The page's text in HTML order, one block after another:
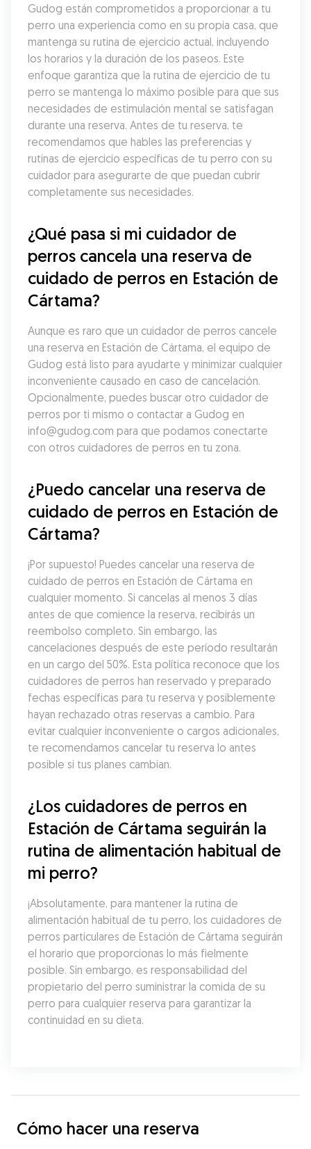
Gudog están comprometidos a proporcionar a tu
perro una experiencia como en su propia casa, que
mantenga su rutina de ejercicio actual, incluyendo
los horarios y la duración de los paseos. Este
enfoque garantiza que la rutina de ejercicio de tu
perro se mantenga lo máximo posible para que sus
necesidades de estimulación mental se satisfagan
durante una reserva. Antes de tu reserva, te
recomendamos que hables las preferencias y
rutinas de ejercicio específicas de tu perro con su
cuidador para asegurarte de que puedan cubrir
completamente sus necesidades.
¿Qué pasa si mi cuidador de
perros cancela una reserva de
cuidado de perros en Estación de
Cártama?
Aunque es raro que un cuidador de perros cancele
una reserva en Estación de Cártama, el equipo de
Gudog está listo para ayudarte y minimizar cualquier
inconveniente causado en caso de cancelación.
Opcionalmente, puedes buscar otro cuidador de
perros por ti mismo o contactar a Gudog en
info@gudog.com para que podamos conectarte
con otros cuidadores de perros en tu zona.
¿Puedo cancelar una reserva de
cuidado de perros en Estación de
Cártama?
¡Por supuesto! Puedes cancelar una reserva de
cuidado de perros en Estación de Cártama en
cualquier momento. Si cancelas al menos 3 días
antes de que comience la reserva, recibirás un
reembolso completo. Sin embargo, las
cancelaciones después de este período resultarán
en un cargo del 50%. Esta política reconoce que los
cuidadores de perros han reservado y preparado
fechas específicas para tu reserva y posiblemente
hayan rechazado otras reservas a cambio. Para
evitar cualquier inconveniente o cargos adicionales,
te recomendamos cancelar tu reserva lo antes
posible si tus planes cambian.
¿Los cuidadores de perros en
Estación de Cártama seguirán la
rutina de alimentación habitual de
mi perro?
¡Absolutamente, para mantener la rutina de
alimentación habitual de tu perro, los cuidadores de
perros particulares de Estación de Cártama seguirán
el horario que proporcionas lo más fielmente
posible. Sin embargo, es responsabilidad del
propietario del perro suministrar la comida de su
perro para cualquier reserva para garantizar la
continuidad en su dieta.
Cómo hacer una reserva